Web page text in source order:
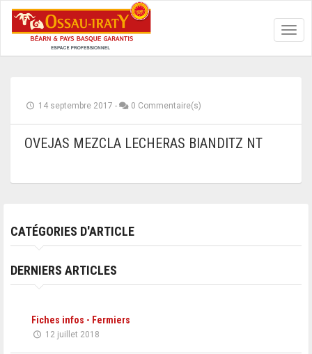
14 septembre 2017 - 0 Commentaire(s)
OVEJAS MEZCLA LECHERAS BIANDITZ NT
CATÉGORIES D'ARTICLE
DERNIERS ARTICLES
Fiches infos - Fermiers
12 juillet 2018